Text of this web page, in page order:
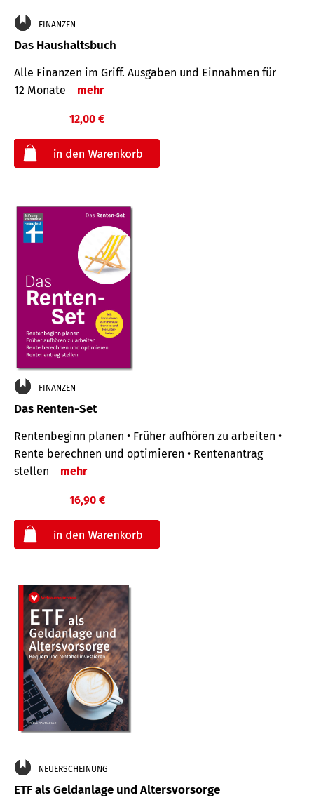
FINANZEN
Das Haushaltsbuch
Alle Finanzen im Griff. Aus­gaben und Ein­nahmen für
12 Monate
mehr
12,00 €
FINANZEN
Das Renten-Set
Rentenbeginn planen • Früher aufhören zu arbeiten •
Rente berechnen und optimieren • Rentenantrag
stellen
mehr
16,90 €
NEUERSCHEINUNG
ETF als Geldanlage und Altersvorsorge